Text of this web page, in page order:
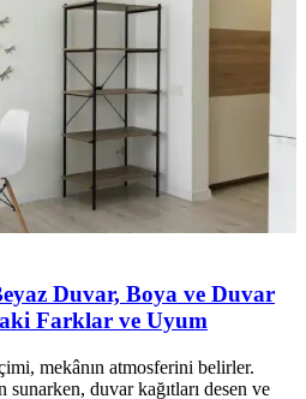
Duvar, Boya ve Duvar
Farklar ve Uyum
mekânın atmosferini belirler.
duvar kağıtları desen ve